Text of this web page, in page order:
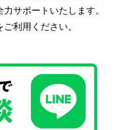
サポートいたします。
利用ください。